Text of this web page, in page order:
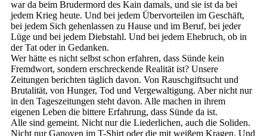
war da beim Brudermord des Kain damals, und sie ist da bei
jedem Krieg heute. Und bei jedem Übervorteilen im Geschäft,
bei jedem Sich gehenlassen zu Hause und im Beruf, bei jeder
Lüge und bei jedem Diebstahl. Und bei jedem Ehebruch, ob in
der Tat oder in Gedanken.
Wer hätte es nicht selbst schon erfahren, dass Sünde kein
Fremdwort, sondern erschreckende Realität ist? Unsere
Zeitungen berichten täglich davon. Von Rauschgiftsucht und
Brutalität, von Hunger, Tod und Vergewaltigung. Aber nicht nur
in den Tageszeitungen steht davon. Alle machen in ihrem
eigenen Leben die bittere Erfahrung, dass Sünde da ist.
Alle sind gemeint. Nicht nur die Liederlichen, auch die Soliden.
Nicht nur Ganoven im T-Shirt oder die mit weißem Kragen. Und